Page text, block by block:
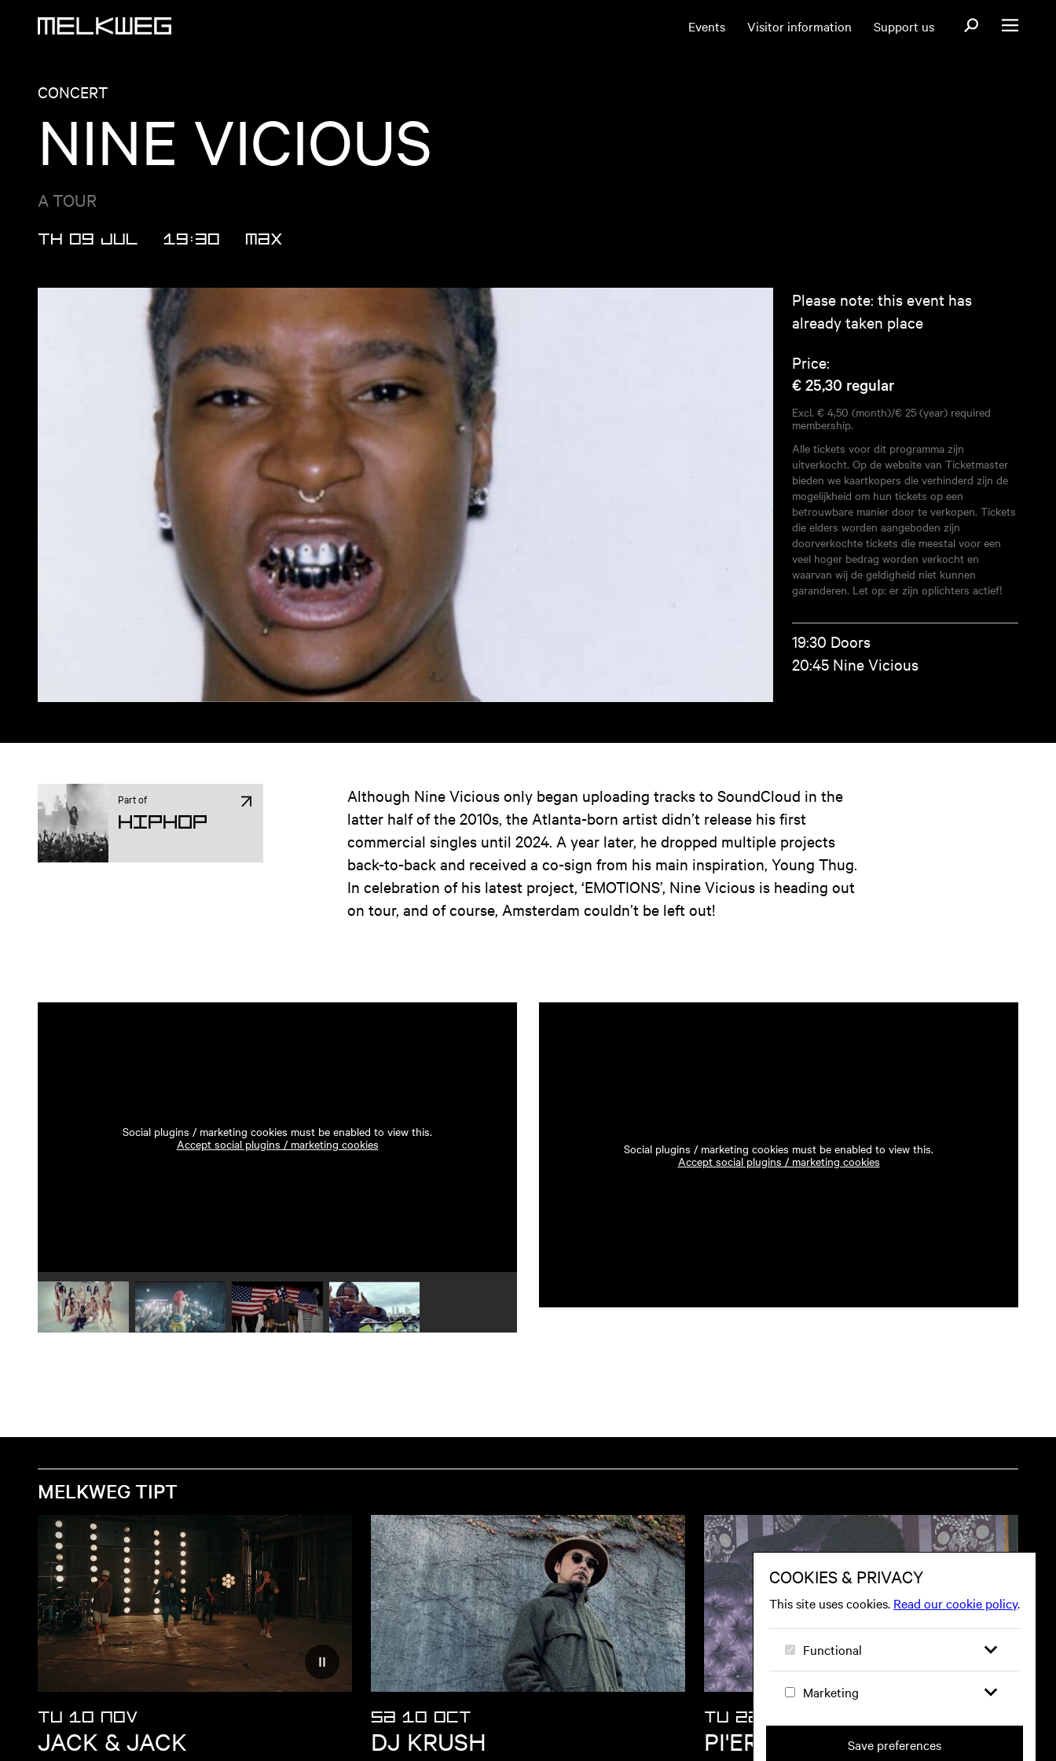
Events Visitor information Support us Open search
Open menu
CONCERT
NINE VICIOUS
A TOUR
TH 09 JUL 19:30 MAX
Please note: this event has
already taken place
Price:
€ 25,30 regular
Excl. € 4,50 (month)/€ 25 (year) required
membership.
Alle tickets voor dit programma zijn
uitverkocht. Op de website van Ticketmaster
bieden we kaartkopers die verhinderd zijn de
mogelijkheid om hun tickets op een
betrouwbare manier door te verkopen. Tickets
die elders worden aangeboden zijn
doorverkochte tickets die meestal voor een
veel hoger bedrag worden verkocht en
waarvan wij de geldigheid niet kunnen
garanderen. Let op: er zijn oplichters actief!
19:30 Doors
20:45 Nine Vicious
Part of
Hiphop
Although Nine Vicious only began uploading tracks to SoundCloud in the
latter half of the 2010s, the Atlanta-born artist didn’t release his first
commercial singles until 2024. A year later, he dropped multiple projects
back-to-back and received a co-sign from his main inspiration, Young Thug.
In celebration of his latest project, ‘EMOTIONS’, Nine Vicious is heading out
on tour, and of course, Amsterdam couldn’t be left out!
Social plugins / marketing cookies must be enabled to view this.
Accept social plugins / marketing cookies
Play video 1 Play video 2 Play video 3 Play video 4
Social plugins / marketing cookies must be enabled to view this.
Accept social plugins / marketing cookies
MELKWEG TIPT
Reduce motion on website
TU 10 NOV
JACK & JACK
SA 10 OCT
DJ KRUSH
TU 22 SEP
PI'ERRE BOURNE